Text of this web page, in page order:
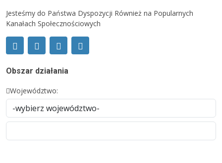
Jesteśmy do Państwa Dyspozycji Również na Popularnych
Kanałach Społecznościowych
Obszar działania
Województwo: